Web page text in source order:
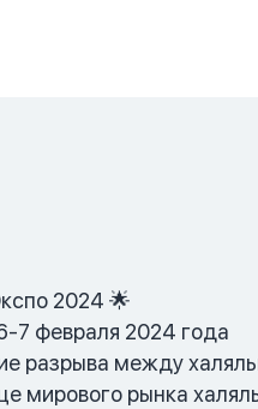
2024 🌟
7 февраля 2024 года
разрыва между
мирового рынка